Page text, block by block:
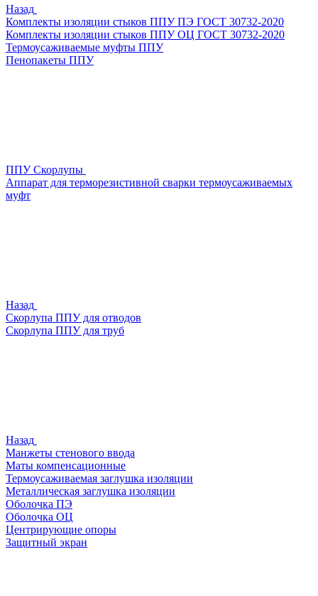
Назад
Комплекты изоляции стыков ППУ ПЭ ГОСТ 30732-2020
Комплекты изоляции стыков ППУ ОЦ ГОСТ 30732-2020
Термоусаживаемые муфты ППУ
Пенопакеты ППУ
ППУ Скорлупы
Аппарат для терморезистивной сварки термоусаживаемых
муфт
Назад
Скорлупа ППУ для отводов
Скорлупа ППУ для труб
Назад
Манжеты стенового ввода
Маты компенсационные
Термоусаживаемая заглушка изоляции
Металлическая заглушка изоляции
Оболочка ПЭ
Оболочка ОЦ
Центрирующие опоры
Защитный экран